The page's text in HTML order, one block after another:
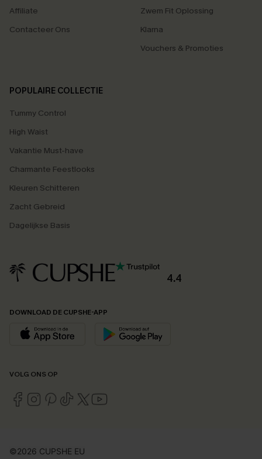
Affiliate
Contacteer Ons
Zwem Fit Oplossing
Klarna
Vouchers & Promoties
POPULAIRE COLLECTIE
Tummy Control
High Waist
Vakantie Must-have
Charmante Feestlooks
Kleuren Schitteren
Zacht Gebreid
Dagelijkse Basis
4.4
DOWNLOAD DE CUPSHE-APP
VOLG ONS OP
©2026 CUPSHE EU